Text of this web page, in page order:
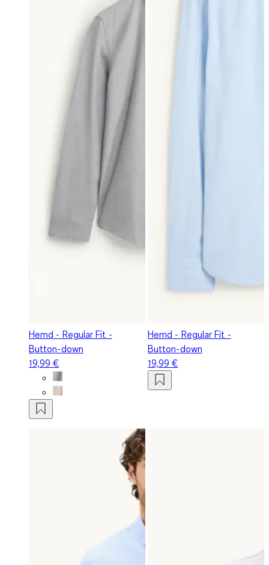
Hemd - Regular Fit -
Button-down
19,99 €
Hemd - Regular Fit -
Button-down
19,99 €